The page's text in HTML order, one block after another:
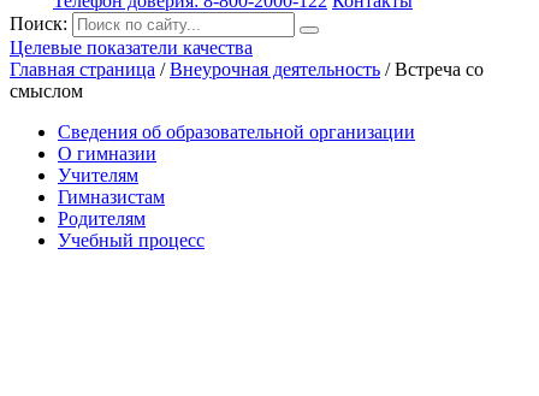
Поиск:
Целевые показатели качества
Главная страница /Внеурочная деятельность /Встреча со
смыслом
Сведения об образовательной организации
О гимназии
Учителям
Гимназистам
Родителям
Учебный процесс